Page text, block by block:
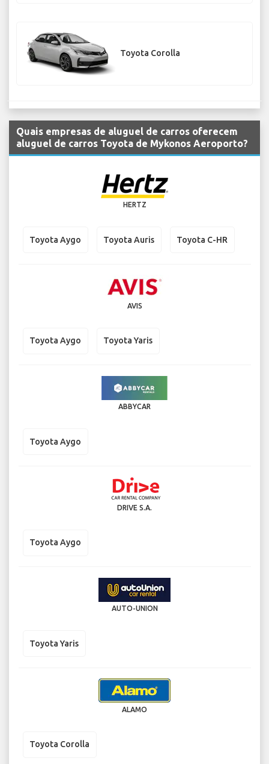
Toyota Corolla
Quais empresas de aluguel de carros oferecem
aluguel de carros Toyota de Mykonos Aeroporto?
HERTZ
Toyota Aygo Toyota Auris Toyota C-HR
AVIS
Toyota Aygo Toyota Yaris
ABBYCAR
Toyota Aygo
DRIVE S.A.
Toyota Aygo
AUTO-UNION
Toyota Yaris
ALAMO
Toyota Corolla